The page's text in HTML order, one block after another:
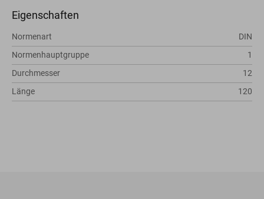
Eigenschaften
Normenart
DIN
Normenhauptgruppe
1
Durchmesser
12
Länge
120